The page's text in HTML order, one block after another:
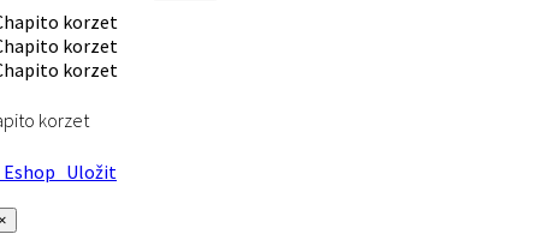
korzet
Uložit